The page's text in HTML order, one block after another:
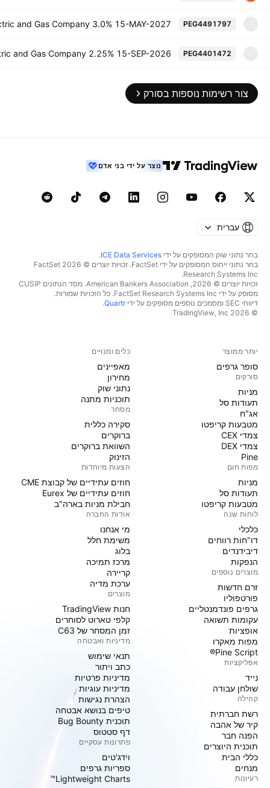
PEG4491797
and Gas Company 3.0% 15-MAY-2027
PEG4401472
and Gas Company 2.25% 15-SEP-2026
צור רשימות נוספות בסורק
נוצר על ידי בני אדם
עברית
בחר נתוני שוק המסופקים על ידי ICE Data Services
.
בחר נתוני ייחוס המסופקים על ידי FactSet. זכויות יוצרים © 2026 ‏FactSet
Research Systems Inc.‏
זכויות יוצרים © 2026, ‏American Bankers Association. מסד הנתונים CUSIP
מסופק על ידי FactSet Research Systems Inc. כל הזכויות שמורות.
דיווחי SEC ומסמכים נוספים מסופקים על ידי
Quartr
.
© 2026 ‏TradingView, Inc.‏
יותר ממוצר
סופר גרפים
סורקים
מניות‏
תעודות סל
אג"ח
מטבעות קריפטו
צמדי CEX
צמדי DEX
Pine
מפות חום
מניות‏
תעודות סל
מטבעות קריפטו
לוחות שנה
כלכלי
דו"חות רווחים
דיבידנדים
הנפקות
מוצרים נוספים
זרם חדשות
פורטפוליו
גרפים פונדמנטליים
עקומות תשואה
אופציות
מפות מאקרו
Pine Script®
אפליקציות
נייד
שולחן עבודה
קהילה
רשת חברתית
קיר של אהבה
הפנה חבר
תוכנית היוצרים
כללי הבית
מנחים
רעיונות
כלים ומנויים
מאפיינים
מחירון
נתוני שוק
תוכניות מתנה
מסחר
סקירה כללית
ברוקרים
השוואת ברוקרים
הזינוק
הצעות מיוחדות
חוזים עתידיים של קבוצת CME
חוזים עתידיים של Eurex
חבילת מניות בארה"ב
אודות החברה
מי אנחנו
משימת חלל
בלוג
מרכז תמיכה
קריירה
ערכת מדיה
מוצרים
חנות TradingView
קלפי טארוט לסוחרים
זמן המסחר של C63
מדיניות ואבטחה
תנאי שימוש
כתב ויתור
מדיניות פרטיות
מדיניות עוגיות
הצהרת נגישות
טיפים בנושא אבטחה
תוכנית Bug Bounty
דף סטטוס
פתרונות עסקיים
וידג'טים
ספריות גרפים
Lightweight Charts™